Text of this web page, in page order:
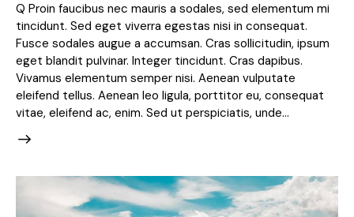
Q Proin faucibus nec mauris a sodales, sed elementum mi
tincidunt. Sed eget viverra egestas nisi in consequat.
Fusce sodales augue a accumsan. Cras sollicitudin, ipsum
eget blandit pulvinar. Integer tincidunt. Cras dapibus.
Vivamus elementum semper nisi. Aenean vulputate
eleifend tellus. Aenean leo ligula, porttitor eu, consequat
vitae, eleifend ac, enim. Sed ut perspiciatis, unde…